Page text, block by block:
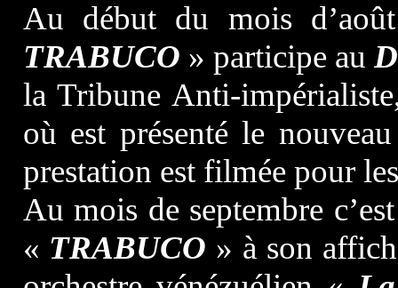
Au début du mois
TRABUCO » participe au
la Tribune Anti-
où est présenté le
prestation est filmée pour
Au mois de septembre
« TRABUCO » à son